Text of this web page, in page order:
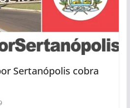
Sertanópolis cobra